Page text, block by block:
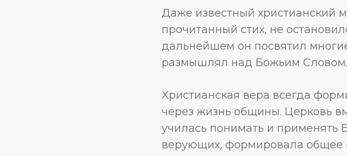
Даже известный христианский
прочитанный стих, не
дальнейшем он посвятил
размышлял над Божьим Словом.
Христианская вера всегда
через жизнь общины. Церковь
училась понимать и
верующих, формировала общее